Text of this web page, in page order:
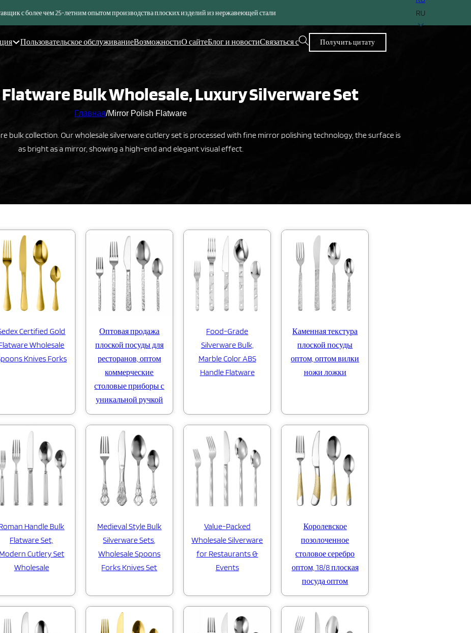
с более чем 25-летним опытом производства плоских изделий из нержавеющей стали
RU
Пользовательское обслуживаниеВозможностиО сайтеБлог и новостиСвязаться с Получить цитату
Bulk Wholesale, Luxury Silverware Set
Главная/Mirror Polish Flatware
bulk collection. Our wholesale silverware cutlery set is processed with fine mirror polishing technology, the surface is
as bright as a mirror, showing a high-end and elegant visual effect.
Certified Gold
Wholesale
Knives Forks
Оптовая продажа
плоской посуды для
ресторанов, оптом
коммерческие
столовые приборы с
уникальной ручкой
Food-Grade
Silverware Bulk,
Marble Color ABS
Handle Flatware
Каменная текстура
плоской посуды
оптом, оптом вилки
ножи ложки
Handle Bulk
Flatware Set,
Modern Cutlery Set
Wholesale
Medieval Style Bulk
Silverware Sets,
Wholesale Spoons
Forks Knives Set
Value-Packed
Wholesale Silverware
for Restaurants &
Events
Королевское
позолоченное
столовое серебро
оптом, 18/8 плоская
посуда оптом